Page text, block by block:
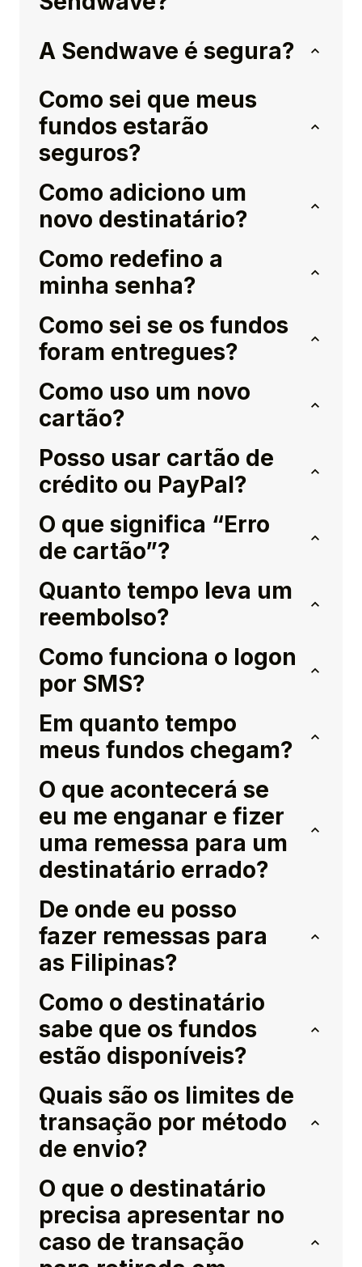
A Sendwave é segura?
Como sei que meus
fundos estarão
seguros?
Como adiciono um
novo destinatário?
Como redefino a
minha senha?
Como sei se os fundos
foram entregues?
Como uso um novo
cartão?
Posso usar cartão de
crédito ou PayPal?
O que significa “Erro
de cartão”?
Quanto tempo leva um
reembolso?
Como funciona o logon
por SMS?
Em quanto tempo
meus fundos chegam?
O que acontecerá se
eu me enganar e fizer
uma remessa para um
destinatário errado?
De onde eu posso
fazer remessas para
as Filipinas?
Como o destinatário
sabe que os fundos
estão disponíveis?
Quais são os limites de
transação por método
de envio?
O que o destinatário
precisa apresentar no
caso de transação